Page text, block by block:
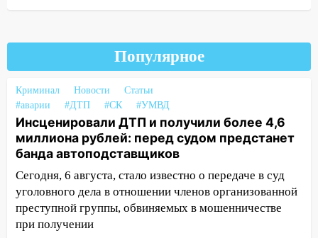
Ветераны легкой атлетики из
Чемпионате России
16:02 В Ульяновской области убрали
более 28% площадей зерновых и
зернобобовых культур
15:51 Бросила кирпич в жену брата: в
Ульяновской области завели дело на
агрессивную женщину
Популярное
Криминал Новости
Статьи
#аварии
#ДТП #СК #УМВД
Инсценировали ДТП и получили более 4,6
миллиона рублей: перед судом предстанет
банда автоподставщиков
Сегодня, 6 августа, стало известно о передаче в суд
уголовного дела в отношении членов организованной
преступной группы, обвиняемых в мошенничестве
при получении